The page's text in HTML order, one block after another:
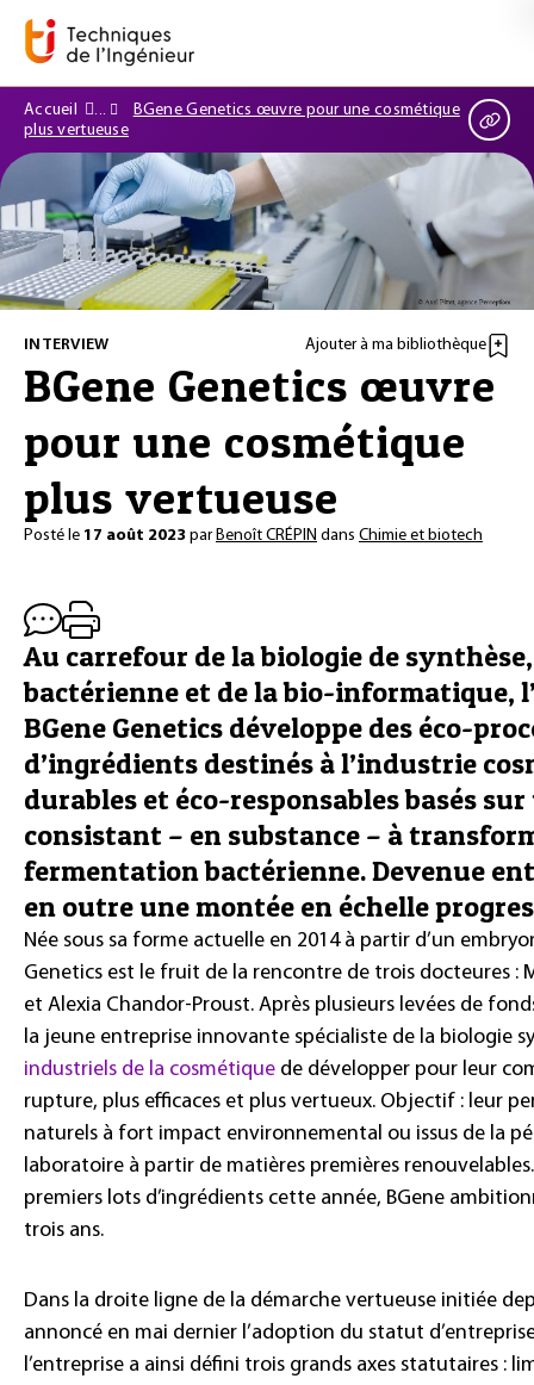
Accueil
BGene Genetics œuvre pour une cosmétique
plus vertueuse
INTERVIEW Ajouter à ma bibliothèque
BGene Genetics œuvre
pour une cosmétique
plus vertueuse
Posté le 17 août 2023 parBenoît CRÉPIN dans Chimie et biotech
Au carrefour de la biologie de
bactérienne et de la bio-informatique,
BGene Genetics développe des éco-
d’ingrédients destinés à l’industrie
durables et éco-responsables basés
consistant – en substance – à
fermentation bactérienne. Devenue
en outre une montée en échelle
Née sous sa forme actuelle en 2014 à partir d’un
Genetics est le fruit de la rencontre de trois docteures :
et Alexia Chandor-Proust. Après plusieurs levées de
la jeune entreprise innovante spécialiste de la biologie
industriels de la cosmétique de développer pour leur
rupture, plus efficaces et plus vertueux. Objectif : leur
naturels à fort impact environnemental ou issus de la
laboratoire à partir de matières premières
premiers lots d’ingrédients cette année, BGene
trois ans.
Dans la droite ligne de la démarche vertueuse initiée
annoncé en mai dernier l’adoption du statut
l’entreprise a ainsi défini trois grands axes statutaires :